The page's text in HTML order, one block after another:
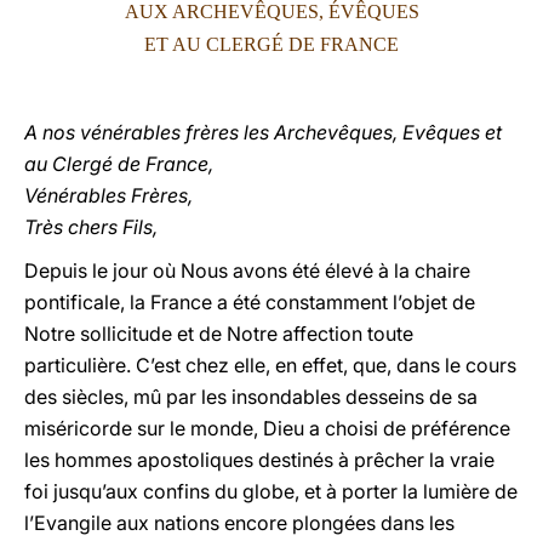
AUX ARCHEVÊQUES, ÉVÊQUES
ET AU CLERGÉ DE FRANCE
A nos vénérables frères les Archevêques, Evêques et
au Clergé de France,
Vénérables Frères,
Très chers Fils,
Depuis le jour où Nous avons été élevé à la chaire
pontificale, la France a été constamment l’objet de
Notre sollicitude et de Notre affection toute
particulière. C’est chez elle, en effet, que, dans le cours
des siècles, mû par les insondables desseins de sa
miséricorde sur le monde, Dieu a choisi de préférence
les hommes apostoliques destinés à prêcher la vraie
foi jusqu’aux confins du globe, et à porter la lumière de
l’Evangile aux nations encore plongées dans les